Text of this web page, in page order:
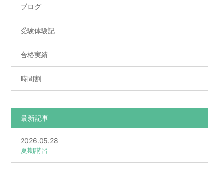
ブログ
受験体験記
合格実績
時間割
最新記事
2026.05.28
夏期講習